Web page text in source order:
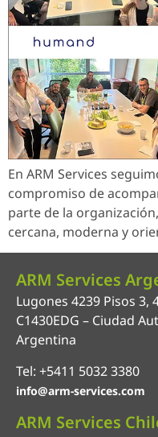
En ARM Services
compromiso de
parte de la
cercana, moderna y
ARM Services
Lugones 4239 Pisos 3,
C1430EDG – Ciudad
Argentina
Tel: +5411 5032 3380
info@arm-services.com
ARM Services